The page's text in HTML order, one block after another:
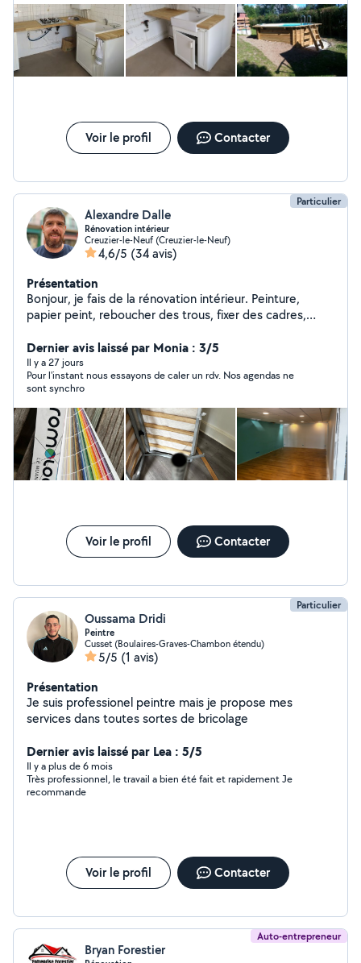
cependant pas celle que j'avais demandée.
Voir le profil Contacter
Particulier
Alexandre Dalle
Rénovation intérieur
Creuzier-le-Neuf (Creuzier-le-Neuf)
4,6/5 (34 avis)
Présentation
Bonjour, je fais de la rénovation intérieur. Peinture,
papier peint, reboucher des trous, fixer des cadres,
bosser 10ans étant monteur de meubles à Conforama)
livraisons en tout genre et de la tonte de pelouse. Pour
des raisons problématiques avec les critères du site,
merci de mettre votre numéro de téléphone à la suite
de votre message. Merci
Dernier avis laissé par Monia : 3/5
Il y a 27 jours
Pour l'instant nous essayons de caler un rdv. Nos agendas ne
sont synchro
Voir le profil Contacter
Particulier
Oussama Dridi
Peintre
Cusset (Boulaires-Graves-Chambon étendu)
5/5 (1 avis)
Présentation
Je suis professionel peintre mais je propose mes
services dans toutes sortes de bricolage
Dernier avis laissé par Lea : 5/5
Il y a plus de 6 mois
Très professionnel, le travail a bien été fait et rapidement Je
recommande
Voir le profil Contacter
Auto-entrepreneur
Bryan Forestier